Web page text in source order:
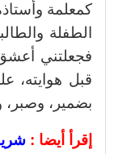
كمعلمة
الطفلة
فجعلتني
قبل هوايته،
بضمير،
إقرأ أيضا :